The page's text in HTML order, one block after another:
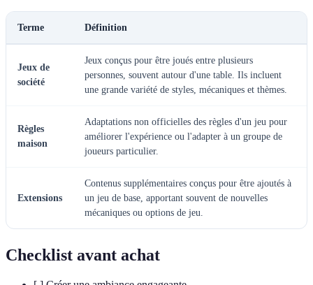
Terme Définition
Jeux de
société
Jeux conçus pour être joués entre plusieurs
personnes, souvent autour d'une table. Ils incluent
une grande variété de styles, mécaniques et thèmes.
Règles
maison
Adaptations non officielles des règles d'un jeu pour
améliorer l'expérience ou l'adapter à un groupe de
joueurs particulier.
Extensions
Contenus supplémentaires conçus pour être ajoutés à
un jeu de base, apportant souvent de nouvelles
mécaniques ou options de jeu.
Checklist avant achat